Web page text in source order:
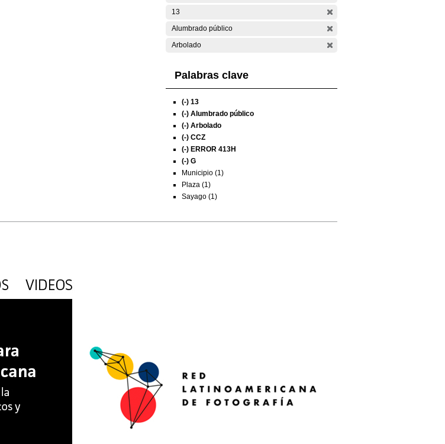
13
Alumbrado público
Arbolado
Palabras clave
(-) 13
(-) Alumbrado público
(-) Arbolado
(-) CCZ
(-) ERROR 413H
(-) G
Municipio (1)
Plaza (1)
Sayago (1)